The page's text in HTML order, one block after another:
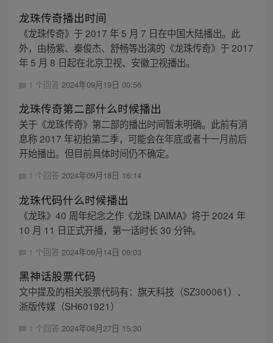
龙珠传奇播出时间
《龙珠传奇》于 2017 年 5 月 7 日在中国大陆播出。此
外，由杨紫、秦俊杰、舒畅等出演的《龙珠传奇》于 2017
年 5 月 8 日起在北京卫视、安徽卫视播出。
1 个回答 2024年09月19日 00:56
龙珠传奇第二部什么时候播出
关于《龙珠传奇》第二部的播出时间暂未明确。此前有消
息称 2017 年初拍第二季，可能会在年底或者十一月前后
开始播出。但目前具体时间仍不确定。
1 个回答 2024年09月18日 16:14
龙珠代码什么时候播出
《龙珠》40 周年纪念之作《龙珠 DAIMA》将于 2024 年
10 月 11 日正式开播，第一话时长 30 分钟。
1 个回答 2024年09月14日 06:03
黑神话股票代码
文中提及的相关股票代码有：旗天科技（SZ300061）、
浙版传媒（SH601921）
1 个回答 2024年08月27日 15:30